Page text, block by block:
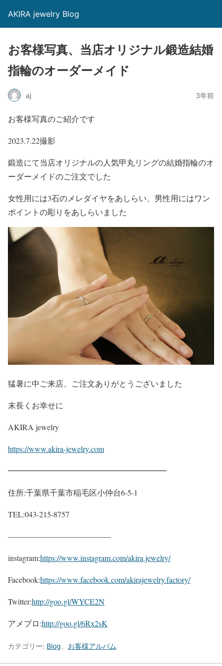
AKIRA jewelry Blog
お客様写真、当店オリジナル鍛造結婚
指輪のオーダーメイド
aj 3年前
お客様写真のご紹介です
2023.7.22撮影
鍛造にて当店オリジナルの人気甲丸リングの結婚指輪のオ
ーダーメイドのご注文でした
女性用には3石のメレダイヤをあしらい、男性用にはワン
ポイントの彫りをあしらいました
猛暑に中ご来店、ご注文ありがとうございました
末長くお幸せに
AKIRA jewelry
https://www.akira-jewelry.com
━━━━━━━━━━━━━━━━━━━━
住所:千葉県千葉市稲毛区小仲台6-5-1
TEL:043-215-8757
—————————————
instagram:https://www.instagram.com/akira.jewelry/
Facebook:https://www.facebook.com/akirajewelry.factory/
Twitter:http://goo.gl/WYCE2N
アメブロ:http://goo.gl/6Rx2sK
カテゴリー: Blog お客様アルバム